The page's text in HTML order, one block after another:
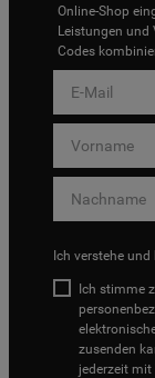
Online-Shop
Leistungen
Codes
Ich verstehe
Ich stimme
zusenden
jederzeit